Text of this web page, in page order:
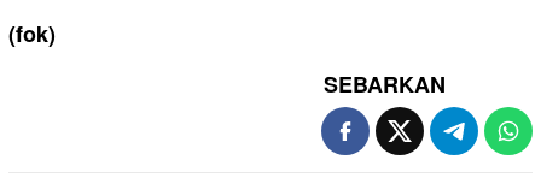
(fok)
SEBARKAN